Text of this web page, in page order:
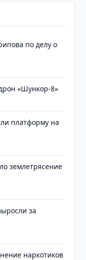
по делу о
«Шункор-8»
платформу на
землетрясение
за
наркотиков